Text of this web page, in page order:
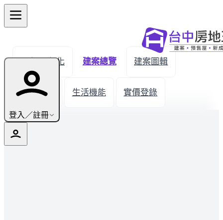
登入／註冊
← 返回彰化 建案總覽 建案圖輯
建材設備 生活機能 實價登錄